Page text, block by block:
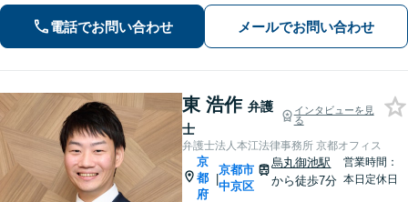
えて諦める前に、まずはあなたのご希
望をお聞かせください【休日・夜間相
電話でお問い合わせ メールでお問い合わせ
東 浩作 弁護
士
インタビューを見
る
弁護士法人本江法律事務所 京都オフィス
京
都
府
|
京都市
中京区
烏丸御池駅
から徒歩7分
営業時間：
本日定休日